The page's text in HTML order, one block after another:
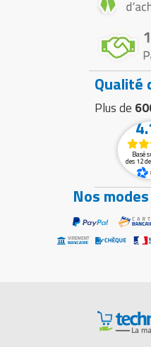
Qualité
Plus de
Basé
des 12
Nos